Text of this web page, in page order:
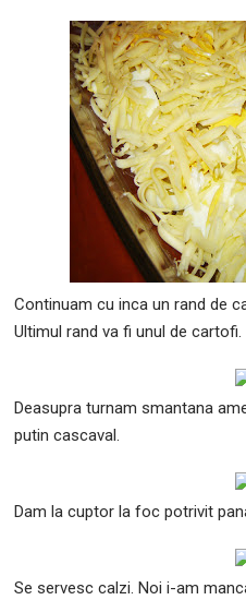
Continuam cu inca un rand de
Ultimul rand va fi unul de cartofi.
Deasupra turnam smantana
putin cascaval.
Dam la cuptor la foc potrivit
Se servesc calzi. Noi i-am